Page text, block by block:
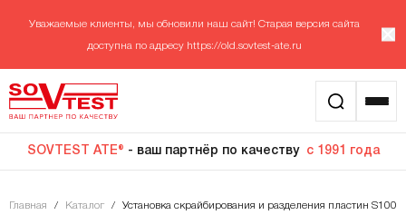
Уважаемые клиенты, мы обновили наш сайт! Старая версия сайта
доступна по адресу https://old.sovtest-ate.ru
SOVTEST ATE® - ваш партнёр по качеству с 1991 года
Главная / Каталог / Установка скрайбирования и разделения пластин S100